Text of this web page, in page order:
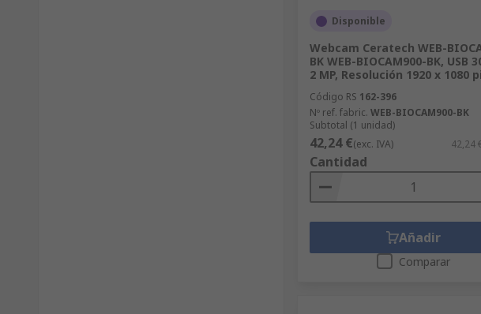
Disponible
Webcam Ceratech WEB-
BK WEB-BIOCAM900-BK, USB
2 MP, Resolución 1920 x 1080
Código RS 162-396
Nº ref. fabric. WEB-BIOCAM900-BK
Subtotal (1 unidad)
42,24 €(exc. IVA) 42,24
Cantidad
Añadir
Comparar